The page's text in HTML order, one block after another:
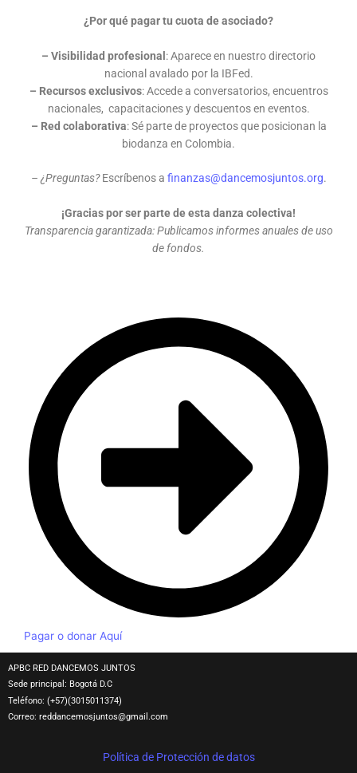
¿Por qué pagar tu cuota de asociado?
– Visibilidad profesional: Aparece en nuestro directorio
nacional avalado por la IBFed.
– Recursos exclusivos: Accede a conversatorios, encuentros
nacionales, capacitaciones y descuentos en eventos.
– Red colaborativa: Sé parte de proyectos que posicionan la
biodanza en Colombia.
– ¿Preguntas?Escríbenos a finanzas@dancemosjuntos.org.
¡Gracias por ser parte de esta danza colectiva!
Transparencia garantizada: Publicamos informes anuales de uso
de fondos.
Pagar o donar Aquí
APBC RED DANCEMOS JUNTOS
Sede principal: Bogotá D.C
Teléfono: (+57)(3015011374)
Correo: reddancemosjuntos@gmail.com
Política de Protección de datos